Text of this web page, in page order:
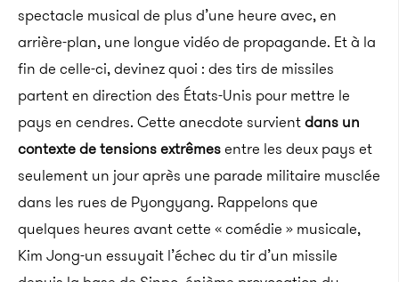
spectacle musical de plus d’une heure avec, en
arrière-plan, une longue vidéo de propagande. Et à la
fin de celle-ci, devinez quoi : des tirs de missiles
partent en direction des États-Unis pour mettre le
pays en cendres. Cette anecdote survientdans un
contexte de tensions extrêmesentre les deux pays et
seulement un jour après une parade militaire musclée
dans les rues de Pyongyang. Rappelons que
quelques heures avant cette « comédie » musicale,
Kim Jong-un essuyait l’échec du tir d’un missile